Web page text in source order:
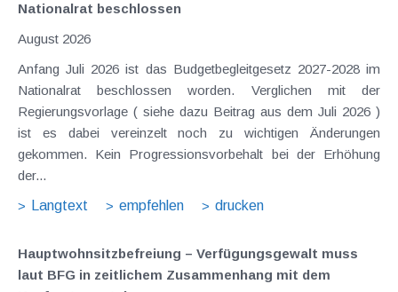
Nationalrat beschlossen
August 2026
Anfang Juli 2026 ist das Budgetbegleitgesetz 2027-2028 im
Nationalrat beschlossen worden. Verglichen mit der
Regierungsvorlage ( siehe dazu Beitrag aus dem Juli 2026 )
ist es dabei vereinzelt noch zu wichtigen Änderungen
gekommen. Kein Progressionsvorbehalt bei der Erhöhung
der...
Langtext
empfehlen drucken
Hauptwohnsitz​­befreiung – Verfügungsgewalt muss
laut BFG in zeitlichem Zusammenhang mit dem